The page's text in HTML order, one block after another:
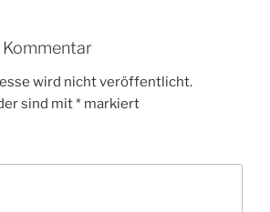
Kommentar
wird nicht veröffentlicht.
sind mit* markiert